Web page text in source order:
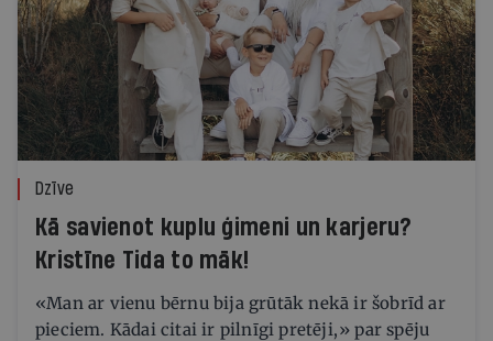
Dzīve
Kā savienot kuplu ģimeni un karjeru?
Kristīne Tida to māk!
«Man ar vienu bērnu bija grūtāk nekā ir šobrīd ar
pieciem. Kādai citai ir pilnīgi pretēji,» par spēju